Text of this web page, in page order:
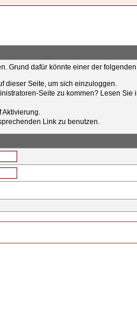
Grund dafür könnte einer der
dieser Seite, um sich einzuloggen.
Seite zu kommen? Lesen
Aktivierung.
Link zu benutzen.